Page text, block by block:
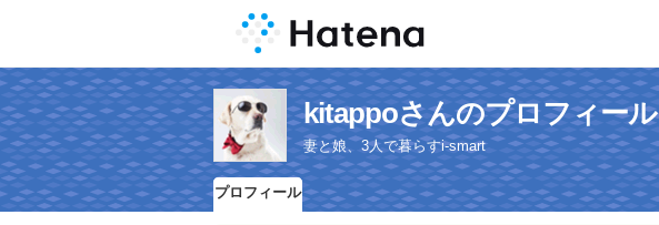
kitappoさんのプロフィール
妻と娘、3人で暮らすi-smart
プロフィール